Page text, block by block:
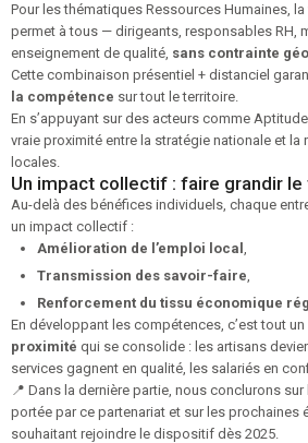
Pour les thématiques Ressources Humaines, la
permet à tous — dirigeants, responsables RH,
enseignement de qualité, sans contrainte
Cette combinaison présentiel + distanciel
la compétence sur tout le territoire.
En s’appuyant sur des acteurs comme
vraie proximité entre la stratégie nationale et la
locales.
Un impact collectif : faire grandir
Au-delà des bénéfices individuels, chaque
un impact collectif :
Amélioration de l’emploi local ,
Transmission des savoir-faire,
Renforcement du tissu économique
En développant les compétences, c’est tout un
proximité qui se consolide : les artisans
services gagnent en qualité, les salariés en
📍 Dans la dernière partie, nous conclurons
portée par ce partenariat et sur les prochaines
souhaitant rejoindre le dispositif dès 2025.